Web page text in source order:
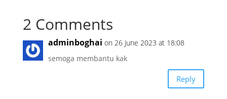
2 Comments
adminboghai on 26 June 2023 at 18:08
semoga membantu kak
Reply